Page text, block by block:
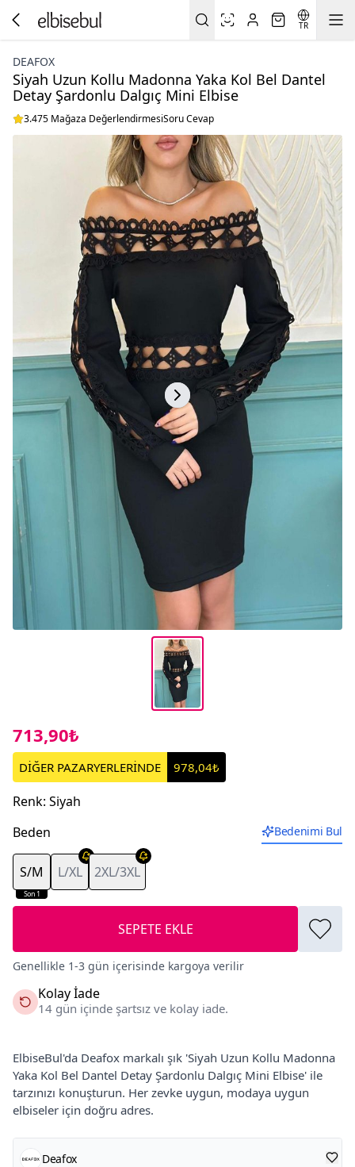
TR
DEAFOX
Siyah Uzun Kollu Madonna Yaka Kol Bel Dantel
Detay Şardonlu Dalgıç Mini Elbise
3.475 Mağaza DeğerlendirmesiSoru Cevap
713,90₺
DİĞER PAZARYERLERİNDE 978,04₺
Renk: Siyah
Beden
Bedenimi Bul
Son 1
S/M L/XL 2XL/3XL
SEPETE EKLE
Genellikle 1-3 gün içerisinde kargoya verilir
Kolay İade
14 gün içinde şartsız ve kolay iade.
ElbiseBul'da Deafox markalı şık 'Siyah Uzun Kollu Madonna
Yaka Kol Bel Dantel Detay Şardonlu Dalgıç Mini Elbise' ile
tarzınızı konuşturun. Her zevke uygun, modaya uygun
elbiseler için doğru adres.
Deafox